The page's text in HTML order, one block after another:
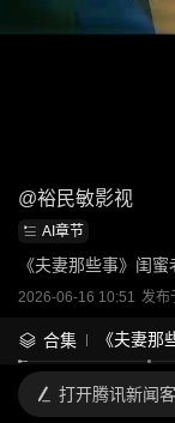
@裕民敏影视
AI章节
《夫妻那些事》闺
2026-06-16 10:51 发布
合集 《夫妻那
打开腾讯新闻